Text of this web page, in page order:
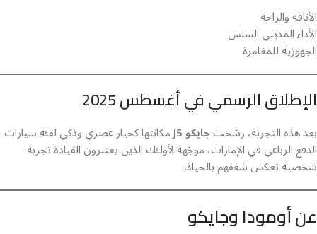
الأناقة والراحة
الأداء المديني السلس
الجهوزية للمغامرة
الإطلاق الرسمي في أغسطس 2025
بعد هذه التجربة، رسّختجايكو J5 مكانتها كخيار عصري وذكي لفئة سيارات
الدفع الرباعي في الإمارات، موجّهة لأولئك الذين يعتبرون القيادة تجربة
شخصية تعكس شغفهم بالحياة.
عن أومودا وجايكو